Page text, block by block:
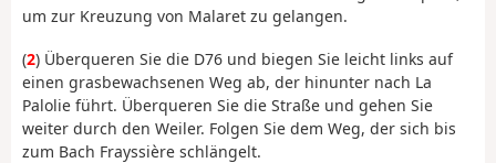
um zur Kreuzung von Malaret zu gelangen.
(2) Überqueren Sie die D76 und biegen Sie leicht links auf
einen grasbewachsenen Weg ab, der hinunter nach La
Palolie führt. Überqueren Sie die Straße und gehen Sie
weiter durch den Weiler. Folgen Sie dem Weg, der sich bis
zum Bach Frayssière schlängelt.